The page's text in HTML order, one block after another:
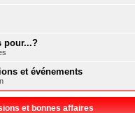
pour...?
et événements
et bonnes affaires